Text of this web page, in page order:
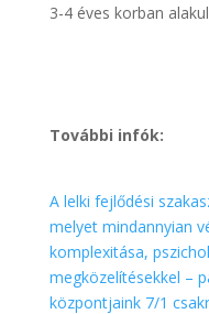
3-4 éves korban
További infók:
A lelki fejlődési
melyet mindannyian
komplexitása,
megközelítésekkel –
központjaink 7/1